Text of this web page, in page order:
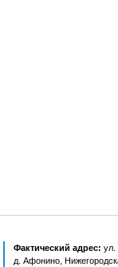
Фактический адрес: ул.
д. Афонино,